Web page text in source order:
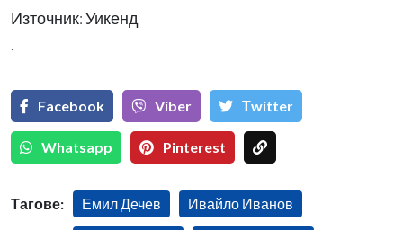
Източник: Уикенд
`
Facebook Viber Тwitter
Whatsapp Pinterest
Тагове: Емил Дечев Ивайло Иванов